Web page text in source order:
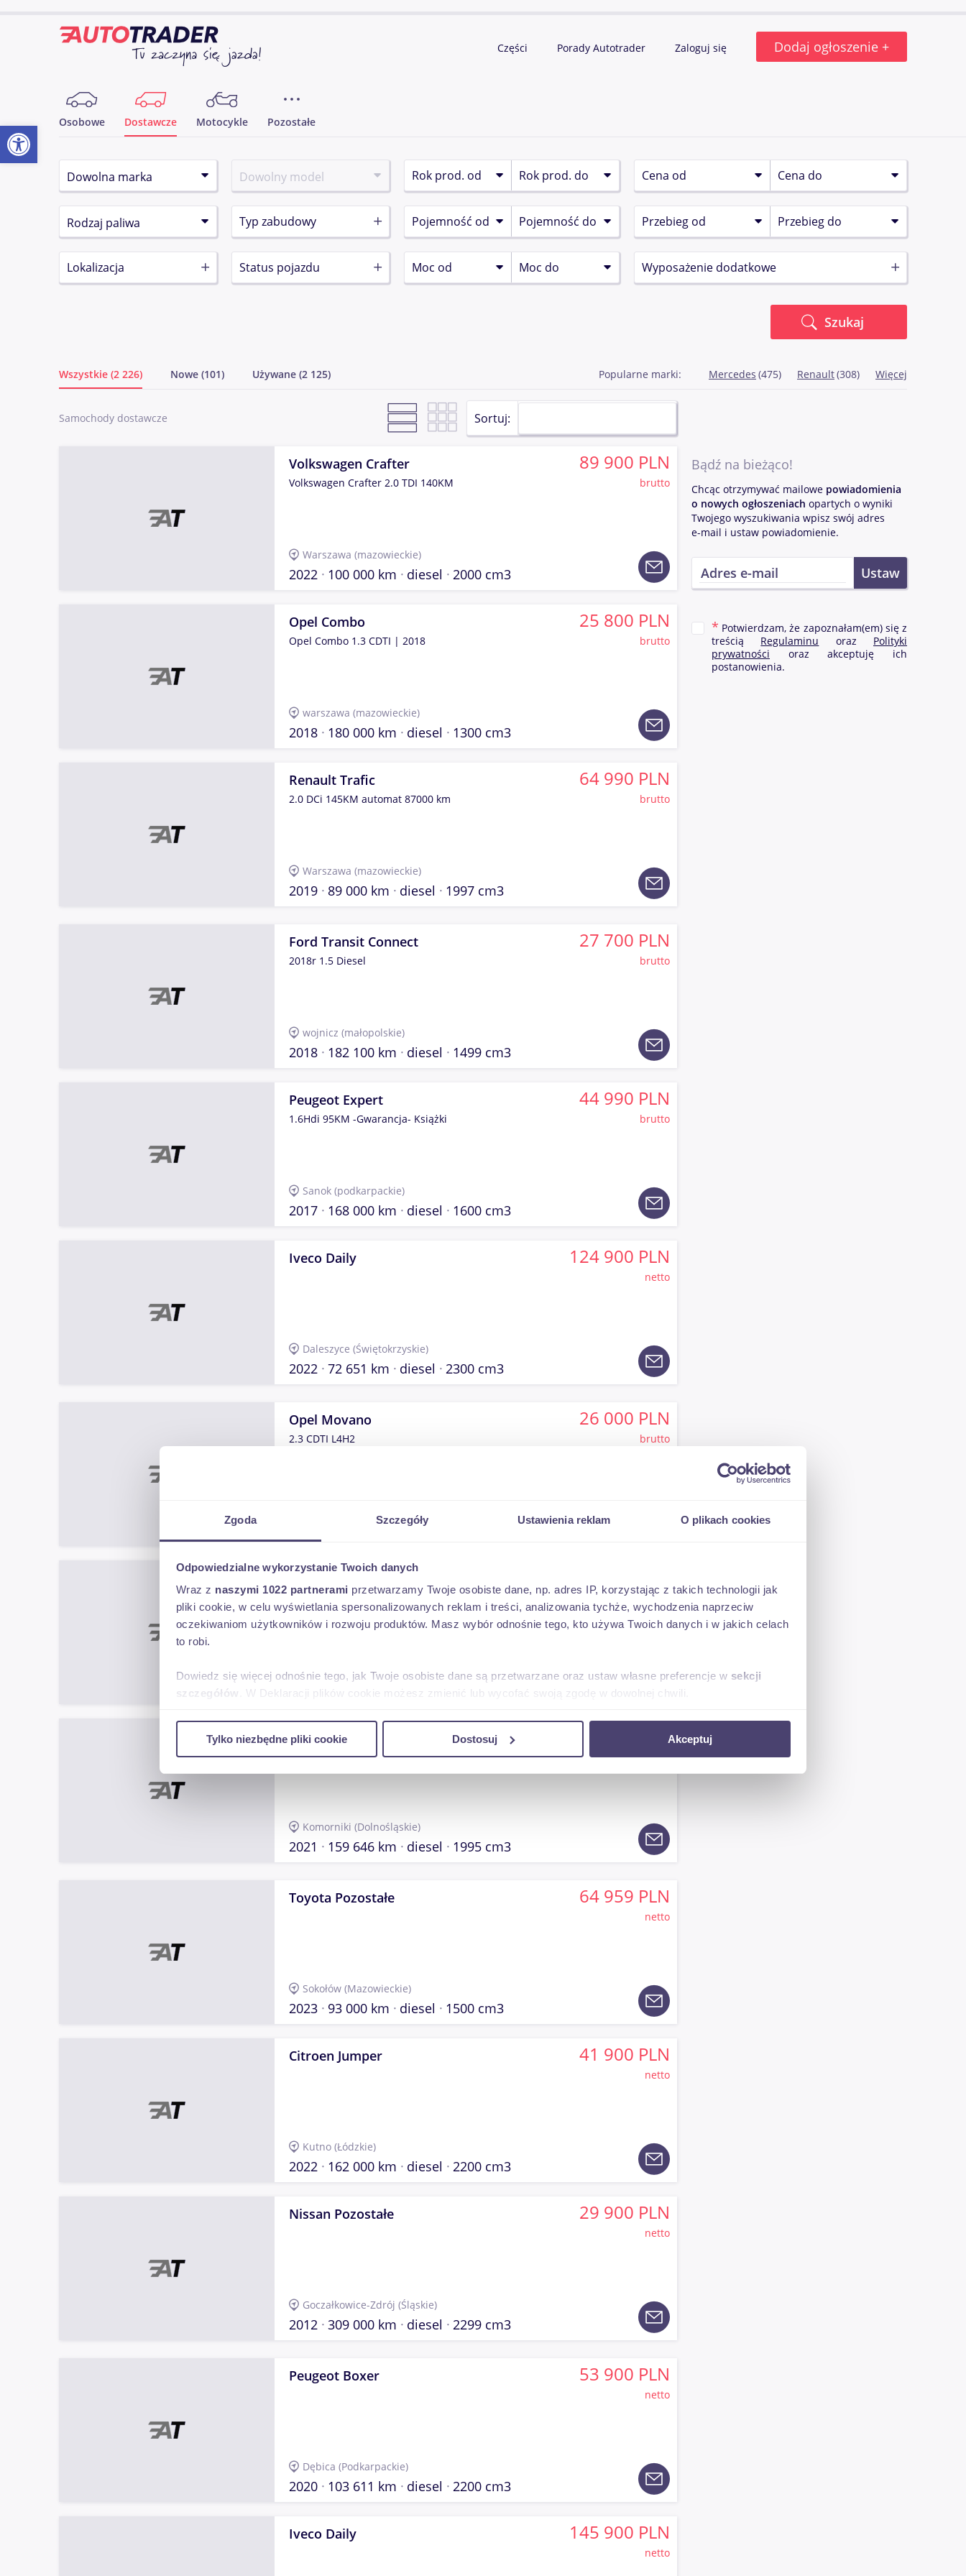
Zgoda Szczegóły Ustawienia reklam O plikach cookies
Odpowiedzialne wykorzystanie Twoich danych
Wraz z naszymi 1022 partnerami przetwarzamy Twoje osobiste dane, np. adres IP, korzystając z takich technologii jak
pliki cookie, w celu wyświetlania spersonalizowanych reklam i treści, analizowania tychże, wychodzenia naprzeciw
oczekiwaniom użytkowników i rozwoju produktów. Masz wybór odnośnie tego, kto używa Twoich danych i w jakich celach
to robi.
Dowiedz się więcej odnośnie tego, jak Twoje osobiste dane są przetwarzane oraz ustaw własne preferencje w sekcji
szczegółów . W Deklaracji plików cookie możesz zmienić lub wycofać swoją zgodę w dowolnej chwili.
ruch w naszej witrynie. Informacje o tym, jak korzystasz z naszej witryny, udostępniamy partnerom społecznościowym,
uzyskanymi podczas korzystania z ich usług.
Tylko niezbędne pliki cookie Dostosuj Akceptuj
Części Porady Autotrader Zaloguj się Dodaj ogłoszenie +
Osobowe Dostawcze Motocykle Pozostałe
Typ zabudowy
Lokalizacja Status pojazdu Wyposażenie dodatkowe
Szukaj
Wszystkie (2 226) Nowe (101) Używane (2 125) Popularne marki: Mercedes (475) Renault(308) Więcej
Samochody dostawcze Sortuj:
Volkswagen Crafter
Volkswagen Crafter 2.0 TDI 140KM
89 900 PLN
brutto
Warszawa (mazowieckie)
2022 100 000 km diesel 2000 cm3
Opel Combo
Opel Combo 1.3 CDTI | 2018
25 800 PLN
brutto
warszawa (mazowieckie)
2018 180 000 km diesel 1300 cm3
Renault Trafic
2.0 DCi 145KM automat 87000 km
64 990 PLN
brutto
Warszawa (mazowieckie)
2019 89 000 km diesel 1997 cm3
Ford Transit Connect
2018r 1.5 Diesel
27 700 PLN
brutto
wojnicz (małopolskie)
2018 182 100 km diesel 1499 cm3
Peugeot Expert
1.6Hdi 95KM -Gwarancja- Książki
44 990 PLN
brutto
Sanok (podkarpackie)
2017 168 000 km diesel 1600 cm3
Iveco Daily 124 900 PLN
netto
Daleszyce (Świętokrzyskie)
2022 72 651 km diesel 2300 cm3
Opel Movano
2.3 CDTI L4H2
26 000 PLN
brutto
diesel
Renault Master
brutto
Warszawa (mazowieckie)
2015 370 000 km benzyna 2300 cm3
Ford Transit 39 309 PLN
netto
Komorniki (Dolnośląskie)
2021 159 646 km diesel 1995 cm3
Toyota Pozostałe 64 959 PLN
netto
Sokołów (Mazowieckie)
2023 93 000 km diesel 1500 cm3
Citroen Jumper 41 900 PLN
netto
Kutno (Łódzkie)
2022 162 000 km diesel 2200 cm3
Nissan Pozostałe 29 900 PLN
netto
Goczałkowice-Zdrój (Śląskie)
2012 309 000 km diesel 2299 cm3
Peugeot Boxer 53 900 PLN
netto
Dębica (Podkarpackie)
2020 103 611 km diesel 2200 cm3
Iveco Daily 145 900 PLN
netto
Bądź na bieżąco!
Chcąc otrzymywać mailowe powiadomienia
o nowych ogłoszeniach opartych o wyniki
Twojego wyszukiwania wpisz swój adres
e-mail i ustaw powiadomienie.
Potwierdzam, że zapoznałam(em) się z
treścią Regulaminu oraz Polityki
prywatności oraz akceptuję ich
postanowienia.
Otwórz pasek narzędzi